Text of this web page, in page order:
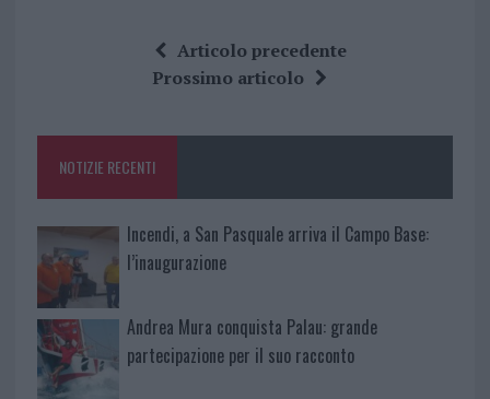
o
k
te
re
at
s
p
a
re
Articolo precedente
Prossimo articolo
NOTIZIE RECENTI
Incendi, a San Pasquale arriva il Campo Base:
l’inaugurazione
Andrea Mura conquista Palau: grande
partecipazione per il suo racconto